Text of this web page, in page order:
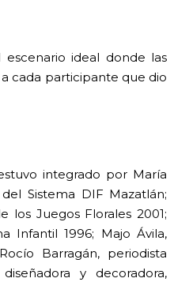
ideal donde las
cada participante que dio
integrado por María
Sistema DIF Mazatlán;
los Juegos Florales 2001;
Infantil 1996; Majo Ávila,
Barragán, periodista
y decoradora,